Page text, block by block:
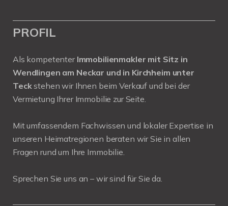
PROFIL
Als kompetenter Immobilienmakler mit Sitz in
Wendlingen am Neckar und in Kirchheim unter
Teckstehen wir Ihnen beim Verkauf und bei der
Vermietung Ihrer Immobilie zur Seite.
Mit umfassendem Fachwissen und lokaler Expertise in
unseren Heimatregionen beraten wir Sie in allen
Fragen rund um Ihre Immobilie.
Sprechen Sie uns an – wir sind für Sie da.